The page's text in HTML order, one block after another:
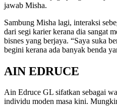
jawab Misha.
Sambung Misha lagi, interaksi
dari segi karier kerana dia sangat
bisnes yang berjaya. “Saya suka
begini kerana ada banyak benda
AIN EDRUCE
Ain Edruce GL sifatkan sebagai
individu moden masa kini.